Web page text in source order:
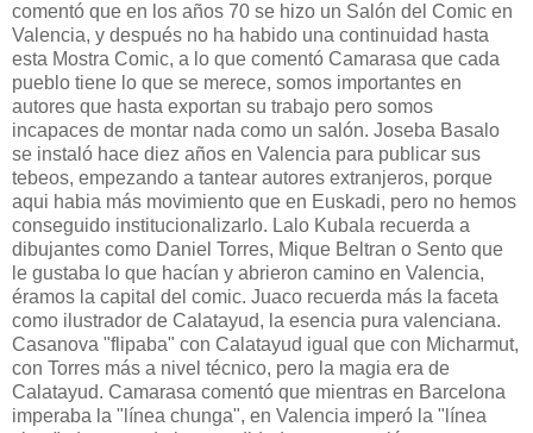
comentó que en los años 70 se hizo un Salón del Comic en
Valencia, y después no ha habido una continuidad hasta
esta Mostra Comic, a lo que comentó Camarasa que cada
pueblo tiene lo que se merece, somos importantes en
autores que hasta exportan su trabajo pero somos
incapaces de montar nada como un salón. Joseba Basalo
se instaló hace diez años en Valencia para publicar sus
tebeos, empezando a tantear autores extranjeros, porque
aqui habia más movimiento que en Euskadi, pero no hemos
conseguido institucionalizarlo. Lalo Kubala recuerda a
dibujantes como Daniel Torres, Mique Beltran o Sento que
le gustaba lo que hacían y abrieron camino en Valencia,
éramos la capital del comic. Juaco recuerda más la faceta
como ilustrador de Calatayud, la esencia pura valenciana.
Casanova "flipaba" con Calatayud igual que con Micharmut,
con Torres más a nivel técnico, pero la magia era de
Calatayud. Camarasa comentó que mientras en Barcelona
imperaba la "línea chunga", en Valencia imperó la "línea